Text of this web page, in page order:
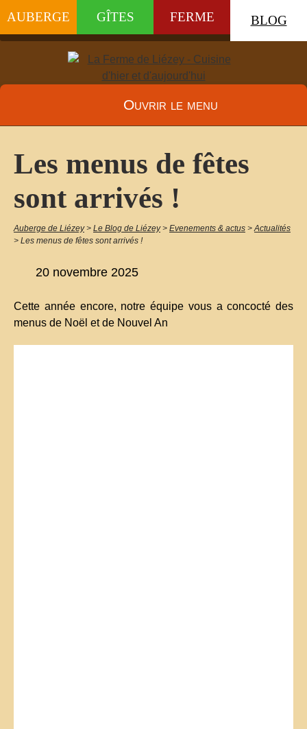
AUBERGE GÎTES FERME BLOG
Ouvrir le menu
Les menus de fêtes
sont arrivés !
Auberge de Liézey > Le Blog de Liézey > Evenements & actus >Actualités
> Les menus de fêtes sont arrivés !
20 novembre 2025
Cette année encore, notre équipe vous a concocté des
menus de Noël et de Nouvel An